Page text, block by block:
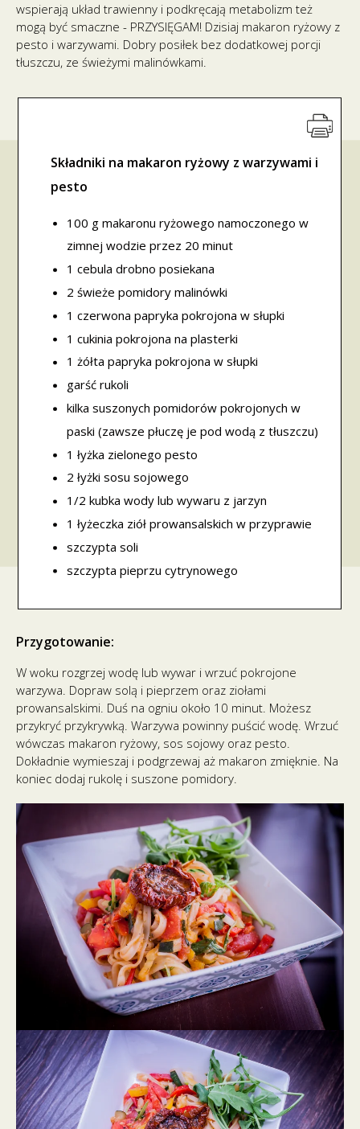
wspierają układ trawienny i podkręcają metabolizm też
mogą być smaczne - PRZYSIĘGAM! Dzisiaj makaron ryżowy z
pesto i warzywami. Dobry posiłek bez dodatkowej porcji
tłuszczu, ze świeżymi malinówkami.
Składniki na makaron ryżowy z warzywami i
pesto
100 g makaronu ryżowego namoczonego w
zimnej wodzie przez 20 minut
1 cebula drobno posiekana
2 świeże pomidory malinówki
1 czerwona papryka pokrojona w słupki
1 cukinia pokrojona na plasterki
1 żółta papryka pokrojona w słupki
garść rukoli
kilka suszonych pomidorów pokrojonych w
paski (zawsze płuczę je pod wodą z tłuszczu)
1 łyżka zielonego pesto
2 łyżki sosu sojowego
1/2 kubka wody lub wywaru z jarzyn
1 łyżeczka ziół prowansalskich w przyprawie
szczypta soli
szczypta pieprzu cytrynowego
Przygotowanie:
W woku rozgrzej wodę lub wywar i wrzuć pokrojone
warzywa. Dopraw solą i pieprzem oraz ziołami
prowansalskimi. Duś na ogniu około 10 minut. Możesz
przykryć przykrywką. Warzywa powinny puścić wodę. Wrzuć
wówczas makaron ryżowy, sos sojowy oraz pesto.
Dokładnie wymieszaj i podgrzewaj aż makaron zmięknie. Na
koniec dodaj rukolę i suszone pomidory.